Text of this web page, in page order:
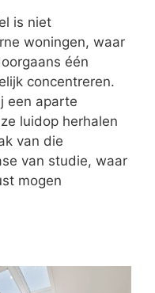
is niet
woningen, waar
één
concentreren.
een aparte
luidop herhalen
van die
van studie, waar
mogen